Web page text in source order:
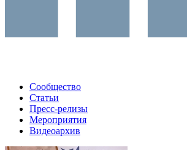
Сообщество
Статьи
Пресс-релизы
Мероприятия
Видеоархив